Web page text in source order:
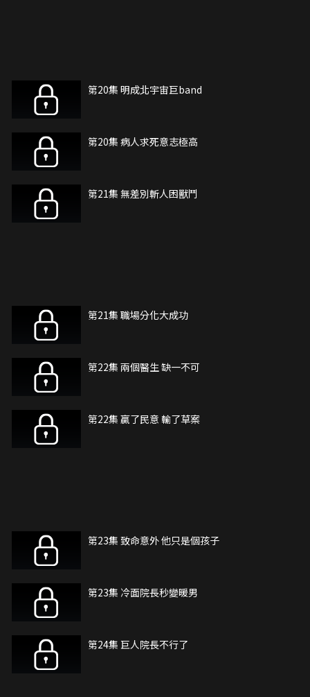
第20集 明成北宇宙巨band
第20集 病人求死意志極高
第21集 無差別斬人困獸鬥
第21集 職場分化大成功
第22集 兩個醫生 缺一不可
第22集 贏了民意 輸了草案
第23集 致命意外 他只是個孩子
第23集 冷面院長秒變暖男
第24集 巨人院長不行了